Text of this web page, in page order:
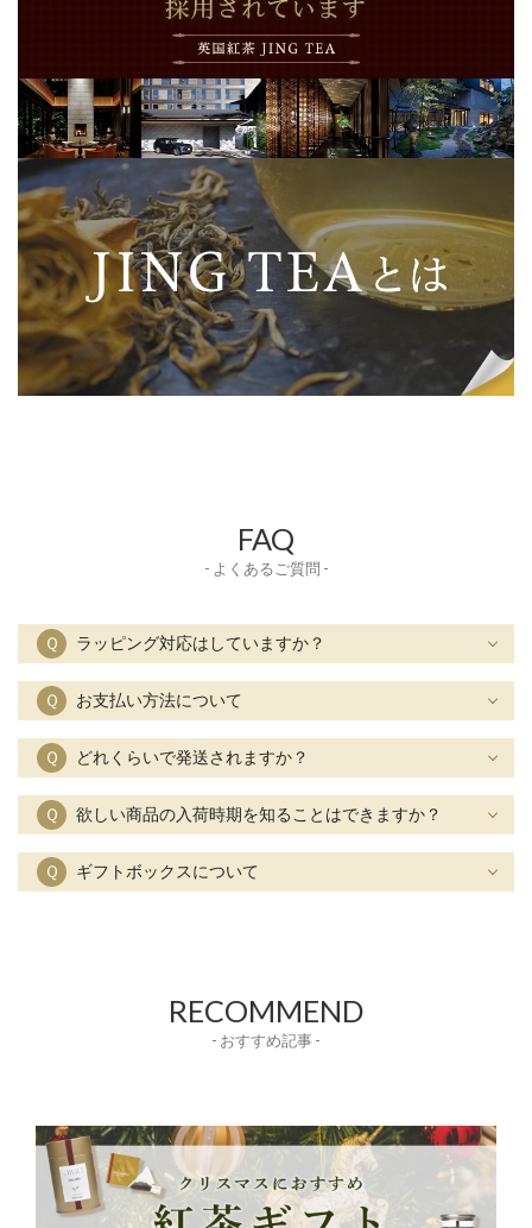
FAQ
- よくあるご質問 -
Ｑ ラッピング対応はしていますか？
Ｑ お支払い方法について
Ｑ どれくらいで発送されますか？
Ｑ 欲しい商品の入荷時期を知ることはできますか？
Ｑ ギフトボックスについて
RECOMMEND
- おすすめ記事 -